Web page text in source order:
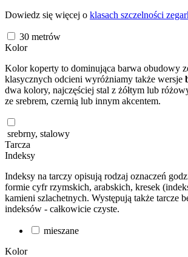
Dowiedz się więcej o klasach szczelności
30 metrów
Kolor
Kolor koperty to dominująca barwa obudowy
klasycznych odcieni wyróżniamy także wersje
dwa kolory, najczęściej stal z żółtym lub
ze srebrem, czernią lub innym akcentem.
srebrny, stalowy
Tarcza
Indeksy
Indeksy na tarczy opisują rodzaj oznaczeń
formie cyfr rzymskich, arabskich, kresek
kamieni szlachetnych. Występują także tarcze
indeksów - całkowicie czyste.
mieszane
Kolor